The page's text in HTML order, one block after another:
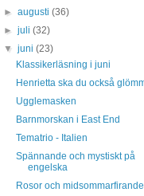
►augusti(36)
►juli(32)
▼juni(23)
Klassikerläsning i juni
Henrietta ska du också
Ugglemasken
Barnmorskan i East End
Tematrio - Italien
Spännande och mystiskt på
engelska
Rosor och midsommarfirande